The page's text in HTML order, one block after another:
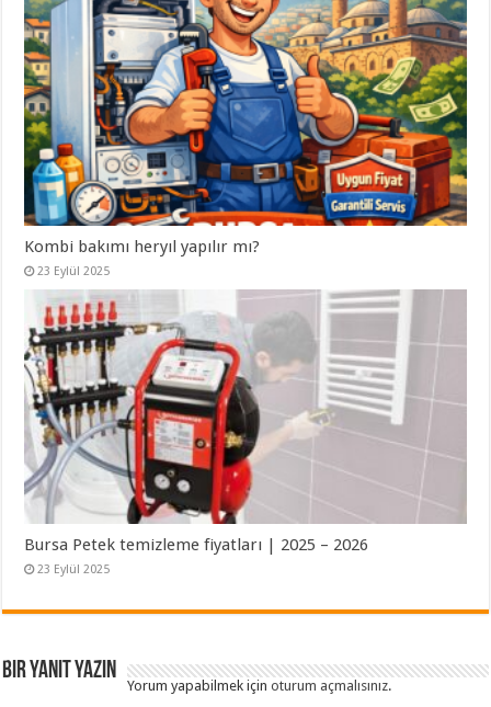
Kombi bakımı heryıl yapılır mı?
23 Eylül 2025
Bursa Petek temizleme fiyatları | 2025 – 2026
23 Eylül 2025
Bir yanıt yazın
Yorum yapabilmek içinoturum açmalısınız.